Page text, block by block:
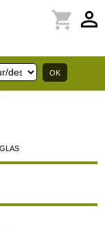
perm_identity
shopping_cart